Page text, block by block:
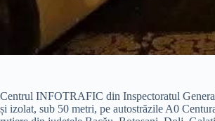
Centrul INFOTRAFIC din Inspectoratul
și izolat, sub 50 metri, pe autostrăzile A0